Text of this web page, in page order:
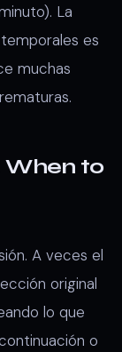
La
es
muchas
When to
A veces el
original
lo que
o